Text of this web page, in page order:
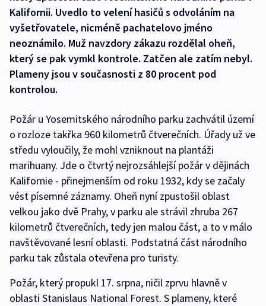
Kalifornii. Uvedlo to velení hasičů s odvoláním na
vyšetřovatele, nicméně pachatelovo jméno
neoznámilo. Muž navzdory zákazu rozdělal oheň,
který se pak vymkl kontrole. Zatčen ale zatím nebyl.
Plameny jsou v současnosti z 80 procent pod
kontrolou.
Požár u Yosemitského národního parku zachvátil území
o rozloze takřka 960 kilometrů čtverečních. Úřady už ve
středu vyloučily, že mohl vzniknout na plantáži
marihuany. Jde o čtvrtý nejrozsáhlejší požár v dějinách
Kalifornie - přinejmenším od roku 1932, kdy se začaly
vést písemné záznamy. Oheň nyní zpustošil oblast
velkou jako dvě Prahy, v parku ale strávil zhruba 267
kilometrů čtverečních, tedy jen malou část, a to v málo
navštěvované lesní oblasti. Podstatná část národního
parku tak zůstala otevřena pro turisty.
Požár, který propukl 17. srpna, ničil zprvu hlavně v
oblasti Stanislaus National Forest. S plameny, které